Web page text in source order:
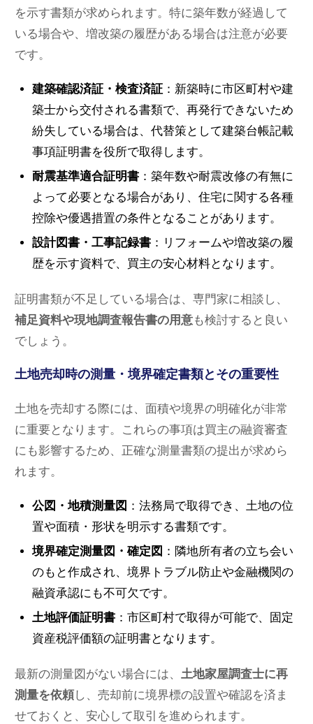
を示す書類が求められます。特に築年数が経過して
いる場合や、増改築の履歴がある場合は注意が必要
です。
建築確認済証・検査済証 ：新築時に市区町村や建
築士から交付される書類で、再発行できないため
紛失している場合は、代替策として建築台帳記載
事項証明書を役所で取得します。
耐震基準適合証明書 ：築年数や耐震改修の有無に
よって必要となる場合があり、住宅に関する各種
控除や優遇措置の条件となることがあります。
設計図書・工事記録書 ：リフォームや増改築の履
歴を示す資料で、買主の安心材料となります。
証明書類が不足している場合は、専門家に相談し、
補足資料や現地調査報告書の用意も検討すると良い
でしょう。
土地売却時の測量・境界確定書類とその重要性
土地を売却する際には、面積や境界の明確化が非常
に重要となります。これらの事項は買主の融資審査
にも影響するため、正確な測量書類の提出が求めら
れます。
公図・地積測量図 ：法務局で取得でき、土地の位
置や面積・形状を明示する書類です。
境界確定測量図・確定図 ：隣地所有者の立ち会い
のもと作成され、境界トラブル防止や金融機関の
融資承認にも不可欠です。
土地評価証明書 ：市区町村で取得が可能で、固定
資産税評価額の証明書となります。
最新の測量図がない場合には、土地家屋調査士に再
測量を依頼し、売却前に境界標の設置や確認を済ま
せておくと、安心して取引を進められます。